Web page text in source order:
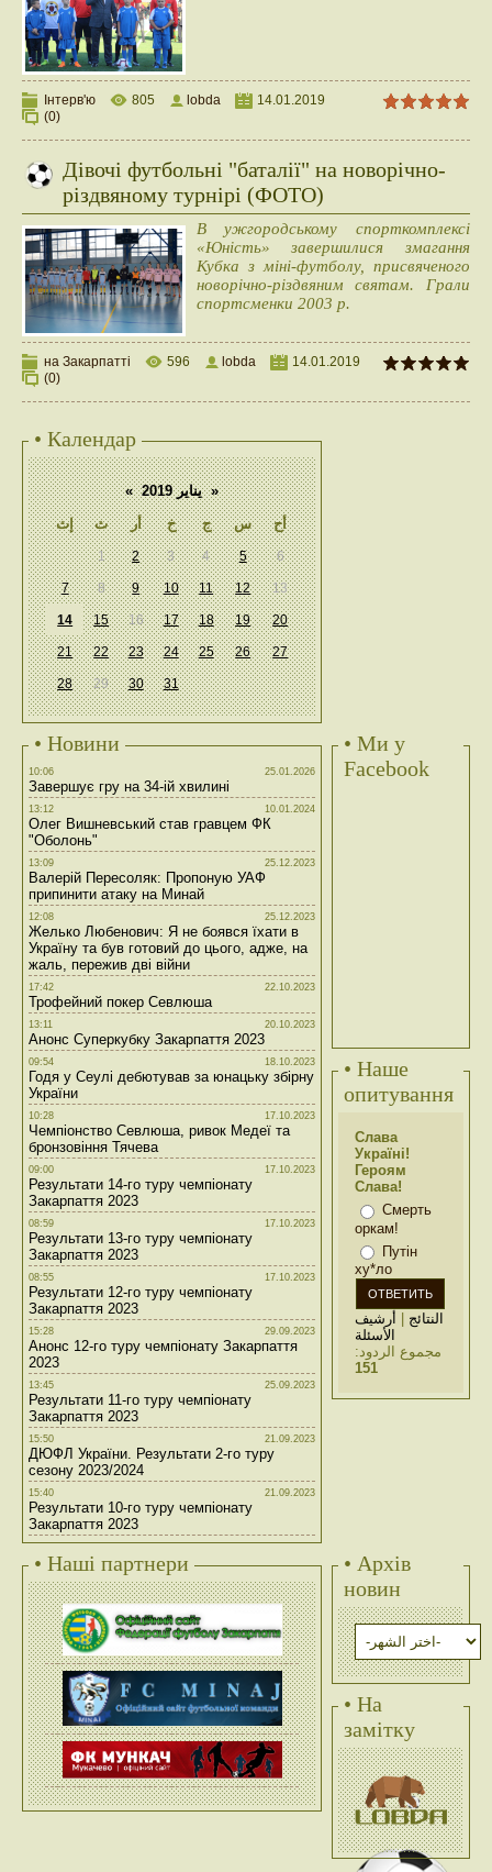
Інтерв'ю 805 lobda
14.01.2019
(0)
Дівочі футбольні "баталії" на новорічно-
різдвяному турнірі (ФОТО)
В ужгородському спорткомплексі
«Юність» завершилися змагання
Кубка з міні-футболу, присвяченого
новорічно-різдвяним святам. Грали
спортсменки 2003 р.
на Закарпатті 596 lobda
14.01.2019
(0)
• Календар
« يناير 2019 »
إث
ث أر خ ج س أح
1 2 3 4 5 6
7 8 9 10 11 12 13
14 15 16 17 18 19 20
21 22 23 24 25 26 27
28 29 30 31
• Новини
10:06 25.01.2026
Завершує гру на 34-ій хвилині
13:12 10.01.2024
Олег Вишневський став гравцем ФК
"Оболонь"
13:09 25.12.2023
Валерій Пересоляк: Пропоную УАФ
припинити атаку на Минай
12:08 25.12.2023
Желько Любенович: Я не боявся їхати в
Україну та був готовий до цього, адже, на
жаль, пережив дві війни
17:42 22.10.2023
Трофейний покер Севлюша
13:11 20.10.2023
Анонс Суперкубку Закарпаття 2023
09:54 18.10.2023
Годя у Сеулі дебютував за юнацьку збірну
України
10:28 17.10.2023
Чемпіонство Севлюша, ривок Медеї та
бронзовіння Тячева
09:00 17.10.2023
Результати 14-го туру чемпіонату
Закарпаття 2023
08:59 17.10.2023
Результати 13-го туру чемпіонату
Закарпаття 2023
08:55 17.10.2023
Результати 12-го туру чемпіонату
Закарпаття 2023
15:28 29.09.2023
Анонс 12-го туру чемпіонату Закарпаття
2023
13:45 25.09.2023
Результати 11-го туру чемпіонату
Закарпаття 2023
15:50 21.09.2023
ДЮФЛ України. Результати 2-го туру
сезону 2023/2024
15:40 21.09.2023
Результати 10-го туру чемпіонату
Закарпаття 2023
• Ми у
Facebook
• Наше
опитування
Слава
Україні!
Героям
Слава!
Смерть
оркам!
Путін
ху*ло
النتائج | أرشيف
الأسئلة
مجموع الردود:
151
• Наші партнери
• Архів
новин
• На
замітку